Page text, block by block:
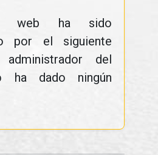
web ha sido
por el siguiente
del
ha dado ningún